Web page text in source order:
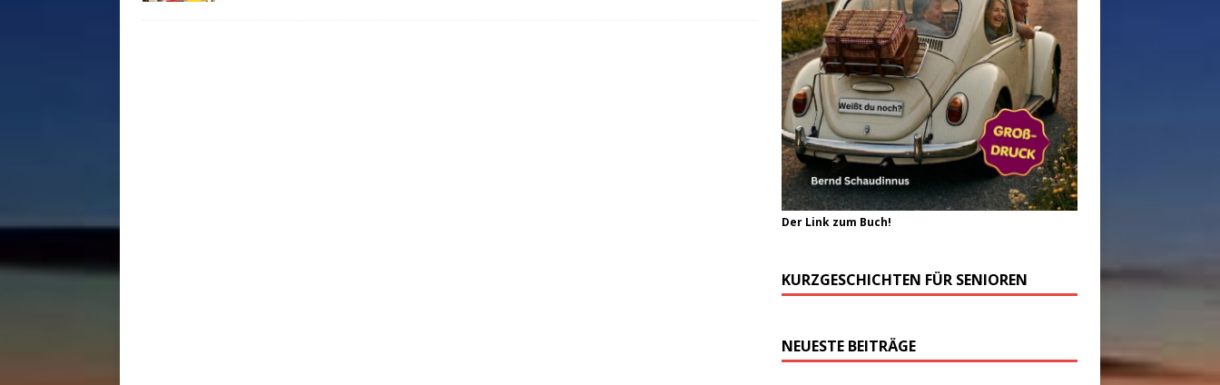
Der Link zum Buch!
KURZGESCHICHTEN FÜR SENIOREN
NEUESTE BEITRÄGE